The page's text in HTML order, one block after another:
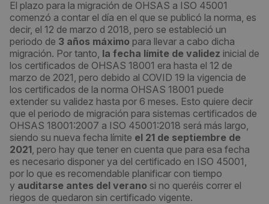
El plazo para la migración de OHSAS a ISO 45001
comenzó a contar el día en el que se publicó la norma, es
decir, el 12 de marzo d 2018, pero se estableció un
periodo de 3 años máximo para llevar a cabo dicha
migración. Por tanto, la fecha límite de validez inicial de
los certificados de OHSAS 18001 era hasta el 12 de
marzo de 2021, pero debido al COVID 19 la vigencia de
los certificados de la norma OHSAS 18001 puede
extender su validez hasta por 6 meses. Esto quiere decir
que el periodo de migración para sistemas certificados de
OHSAS 18001:2007 a ISO 45001:2018 será más largo,
siendo su nueva fecha límite el 21 de septiembre de
2021, pero hay que tener en cuenta que para esa fecha
es necesario disponer ya del certificado en ISO 45001,
por lo que es recomendable planificar con tiempo
y auditarse antes del verano si no queréis correr el
riegos de quedaron sin certificado vigente.